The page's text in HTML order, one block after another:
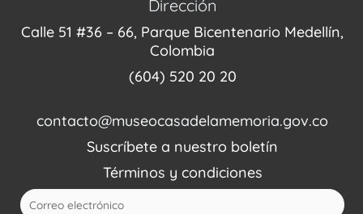
Dirección
Calle 51 #36 – 66, Parque Bicentenario Medellín,
Colombia
(604) 520 20 20
contacto@museocasadelamemoria.gov.co
Suscríbete a nuestro boletín
Términos y condiciones